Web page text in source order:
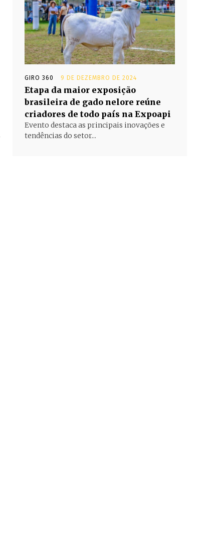
GIRO 360 9 DE DEZEMBRO DE 2024
Etapa da maior exposição
brasileira de gado nelore reúne
criadores de todo país na Expoapi
Evento destaca as principais inovações e
tendências do setor...